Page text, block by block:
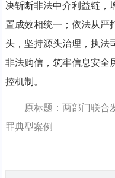
决斩断非法中介利益链，
置成效相统一；依法从严
头，坚持源头治理，执法
非法购信，筑牢信息安全
控机制。
原标题：两部门联合
罪典型案例